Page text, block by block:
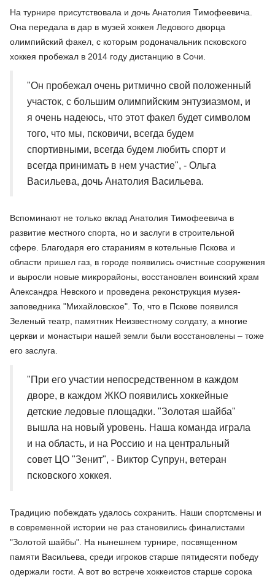
На турнире присутствовала и дочь Анатолия Тимофеевича.
Она передала в дар в музей хоккея Ледового дворца
олимпийский факел, с которым родоначальник псковского
хоккея пробежал в 2014 году дистанцию в Сочи.
"Он пробежал очень ритмично свой положенный
участок, с большим олимпийским энтузиазмом, и
я очень надеюсь, что этот факел будет символом
того, что мы, псковичи, всегда будем
спортивными, всегда будем любить спорт и
всегда принимать в нем участие", - Ольга
Васильева, дочь Анатолия Васильева.
Вспоминают не только вклад Анатолия Тимофеевича в
развитие местного спорта, но и заслуги в строительной
сфере. Благодаря его стараниям в котельные Пскова и
области пришел газ, в городе появились очистные сооружения
и выросли новые микрорайоны, восстановлен воинский храм
Александра Невского и проведена реконструкция музея-
заповедника "Михайловское". То, что в Пскове появился
Зеленый театр, памятник Неизвестному солдату, а многие
церкви и монастыри нашей земли были восстановлены – тоже
его заслуга.
"При его участии непосредственном в каждом
дворе, в каждом ЖКО появились хоккейные
детские ледовые площадки. "Золотая шайба"
вышла на новый уровень. Наша команда играла
и на область, и на Россию и на центральный
совет ЦО "Зенит", - Виктор Супрун, ветеран
псковского хоккея.
Традицию побеждать удалось сохранить. Наши спортсмены и
в современной истории не раз становились финалистами
"Золотой шайбы". На нынешнем турнире, посвященном
памяти Васильева, среди игроков старше пятидесяти победу
одержали гости. А вот во встрече хоккеистов старше сорока